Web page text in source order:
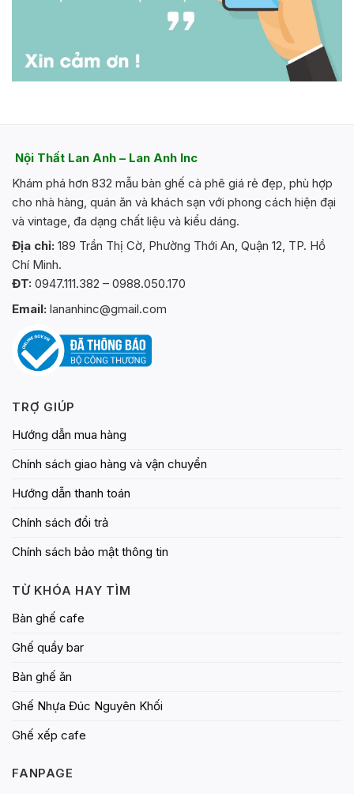
Nội Thất Lan Anh – Lan Anh Inc
Khám phá hơn 832 mẫu bàn ghế cà phê giá rẻ đẹp, phù hợp
cho nhà hàng, quán ăn và khách sạn với phong cách hiện đại
và vintage, đa dạng chất liệu và kiểu dáng.
Địa chỉ: 189 Trần Thị Cờ, Phường Thới An, Quận 12, TP. Hồ
Chí Minh.
ĐT: 0947.111.382 – 0988.050.170
Email: lananhinc@gmail.com
TRỢ GIÚP
Hướng dẫn mua hàng
Chính sách giao hàng và vận chuyển
Hướng dẫn thanh toán
Chính sách đổi trả
Chính sách bảo mật thông tin
TỪ KHÓA HAY TÌM
Bàn ghế cafe
Ghế quầy bar
Bàn ghế ăn
Ghế Nhựa Đúc Nguyên Khối
Ghế xếp cafe
FANPAGE